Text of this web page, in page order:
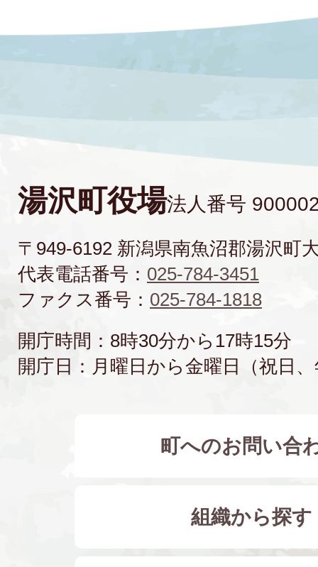
湯沢町役場法人番号
〒949-6192 新潟県南魚沼郡湯沢町
代表電話番号： 025-784-3451
ファクス番号： 025-784-1818
開庁時間：8時30分から17時15分
開庁日：月曜日から金曜日（祝日
町へのお問い合
組織から探す